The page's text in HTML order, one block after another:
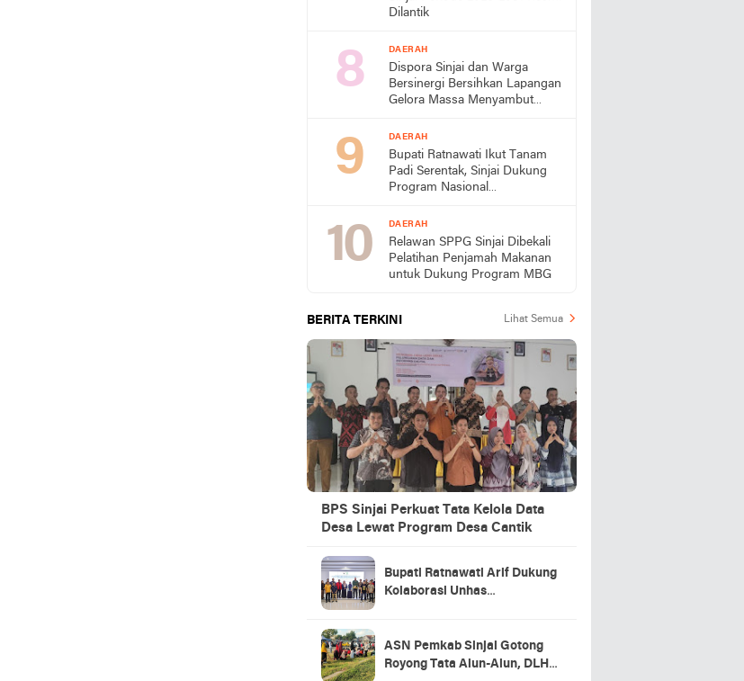
Dilantik
DAERAH
Dispora Sinjai dan Warga
Bersinergi Bersihkan Lapangan
Gelora Massa Menyambut
DAERAH
Bupati Ratnawati Ikut Tanam
Padi Serentak, Sinjai Dukung
Program Nasional
DAERAH
Relawan SPPG Sinjai Dibekali
Pelatihan Penjamah Makanan
untuk Dukung Program MBG
BERITA TERKINI Lihat Semua
BPS Sinjai Perkuat Tata Kelola Data
Desa Lewat Program Desa Cantik
Bupati Ratnawati Arif Dukung
Kolaborasi Unhas
ASN Pemkab Sinjai Gotong
Royong Tata Alun-Alun, DLHK